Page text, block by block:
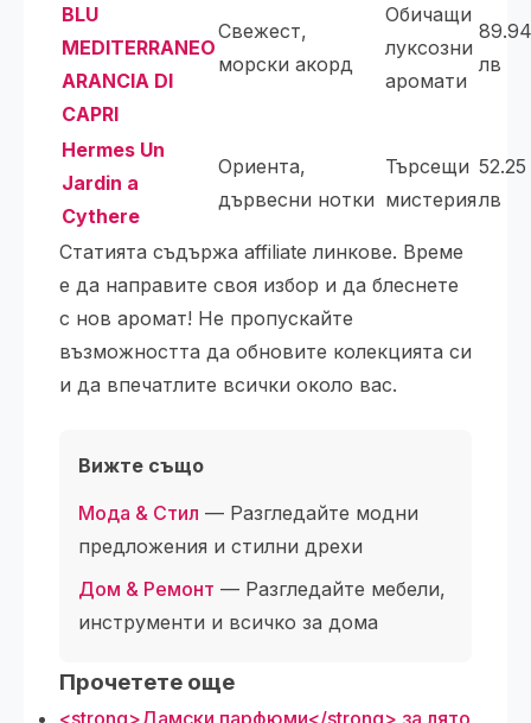
BLU
MEDITERRANEO
ARANCIA DI
CAPRI
Свежест,
морски акорд
Обичащи
луксозни
аромати
89.94
лв
Hermes Un
Jardin a
Cythere
Ориента,
дървесни нотки
Търсещи
мистерия
52.25
лв
Статията съдържа affiliate линкове. Време
е да направите своя избор и да блеснете
с нов аромат! Не пропускайте
възможността да обновите колекцията си
и да впечатлите всички около вас.
Вижте също
Мода & Стил — Разгледайте модни
предложения и стилни дрехи
Дом & Ремонт — Разгледайте мебели,
инструменти и всичко за дома
Прочетете още
<strong>Дамски парфюми</strong> за лято